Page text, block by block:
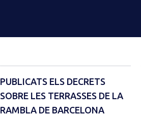
PUBLICATS ELS DECRETS
SOBRE LES TERRASSES DE LA
RAMBLA DE BARCELONA